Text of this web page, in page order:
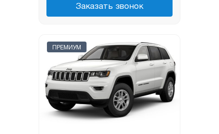
Заказать звонок
ПРЕМИУМ